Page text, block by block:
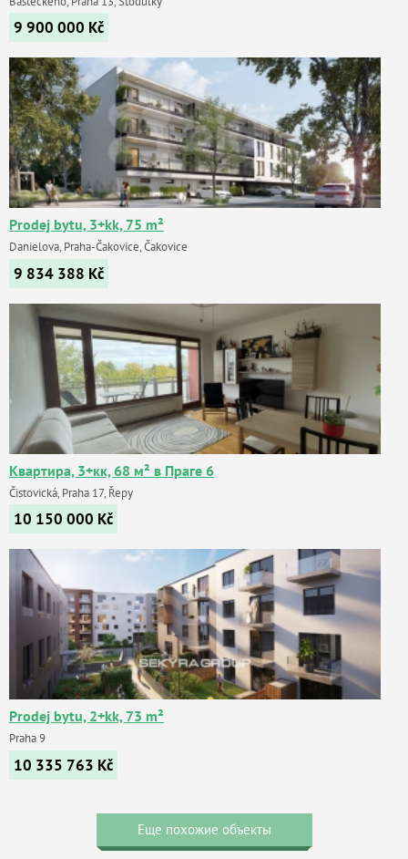
9 900 000 Kč
Prodej bytu, 3+kk, 75 m²
Danielova, Praha-Čakovice, Čakovice
9 834 388 Kč
Квартира, 3+кк, 68 м² в Праге 6
Čistovická, Praha 17, Řepy
10 150 000 Kč
Prodej bytu, 2+kk, 73 m²
Praha 9
10 335 763 Kč
Еще похожие объекты